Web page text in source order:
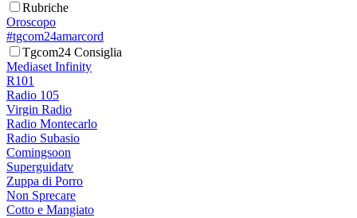
Rubriche
Oroscopo
#tgcom24amarcord
Tgcom24 Consiglia
Mediaset Infinity
R101
Radio 105
Virgin Radio
Radio Montecarlo
Radio Subasio
Comingsoon
Superguidatv
Zuppa di Porro
Non Sprecare
Cotto e Mangiato